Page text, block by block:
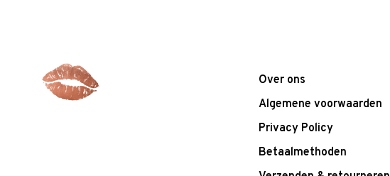
Over ons
Algemene voorwaarden
Privacy Policy
Betaalmethoden